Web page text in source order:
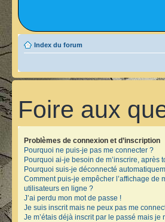
Index du forum
Foire aux
Problèmes de connexion et d’inscription
Pourquoi ne puis-je pas me connecter ?
Pourquoi ai-je besoin de m’inscrire, après
Pourquoi suis-je déconnecté
Comment puis-je empêcher l’affichage de
utilisateurs en ligne ?
J’ai perdu mon mot de passe !
Je suis inscrit mais ne peux pas me
Je m’étais déjà inscrit par le passé mais